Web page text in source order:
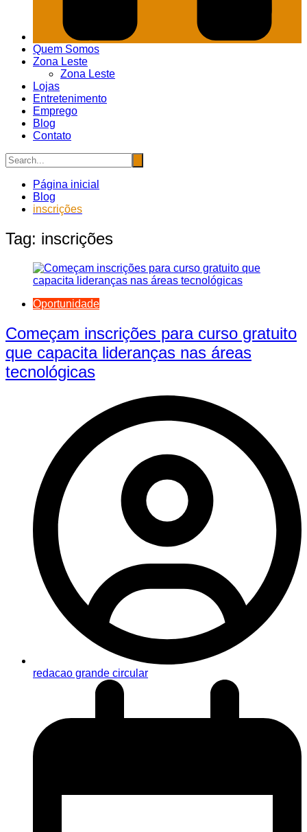
Quem Somos
Zona Leste
Zona Leste
Lojas
Entretenimento
Emprego
Blog
Contato
Página inicial
Blog
inscrições
Tag: inscrições
Oportunidade
Começam inscrições para curso gratuito
que capacita lideranças nas áreas
tecnológicas
redacao grande circular